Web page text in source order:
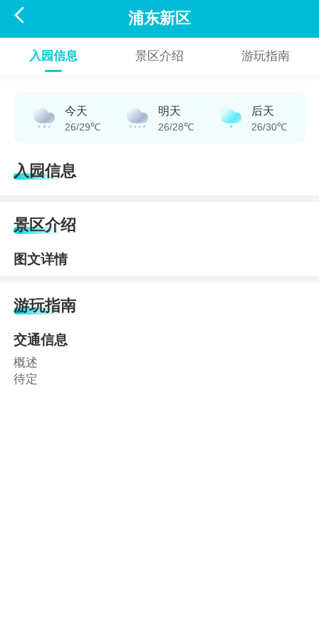
 浦东新区
入园信息 景区介绍 游玩指南
今天
26/29℃
明天
26/28℃
后天
26/30℃
入园信息
景区介绍
图文详情
游玩指南
交通信息
概述
待定